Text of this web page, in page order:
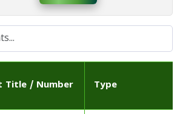
Title / Number Type